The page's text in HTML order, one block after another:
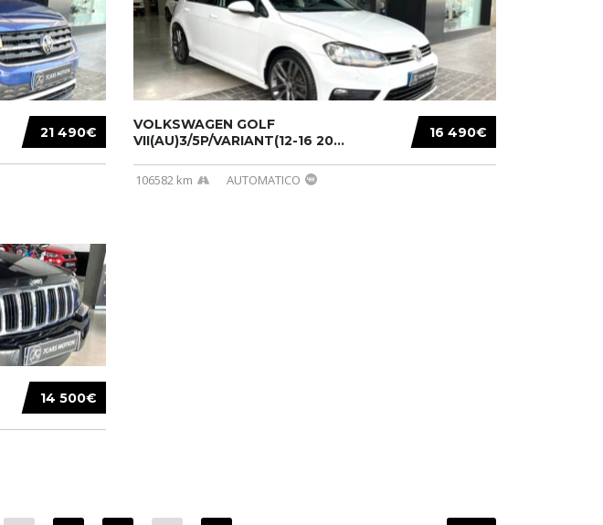
21 490€ 16 490€
VOLKSWAGEN GOLF
VII(AU)3/5P/VARIANT(12-16 20...
106582 km AUTOMATICO
14 500€